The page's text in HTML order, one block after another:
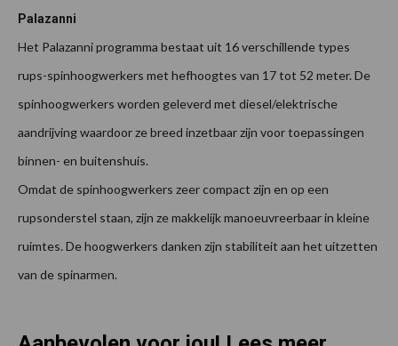
Palazanni
Het Palazanni programma bestaat uit 16 verschillende types
rups-spinhoogwerkers met hefhoogtes van 17 tot 52 meter. De
spinhoogwerkers worden geleverd met diesel/elektrische
aandrijving waardoor ze breed inzetbaar zijn voor toepassingen
binnen- en buitenshuis.
Omdat de spinhoogwerkers zeer compact zijn en op een
rupsonderstel staan, zijn ze makkelijk manoeuvreerbaar in kleine
ruimtes. De hoogwerkers danken zijn stabiliteit aan het uitzetten
van de spinarmen.